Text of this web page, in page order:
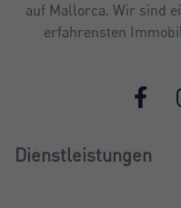
auf Mallorca. Wir sind
erfahrensten
Dienstleistungen